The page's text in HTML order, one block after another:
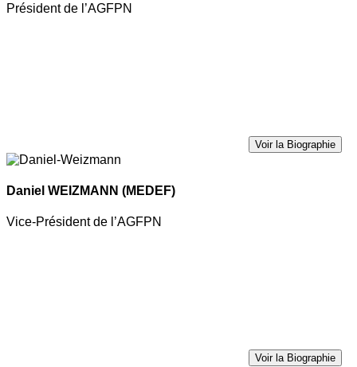
Président de l’AGFPN
Voir la Biographie
Daniel WEIZMANN (MEDEF)
Vice-Président de l’AGFPN
Voir la Biographie